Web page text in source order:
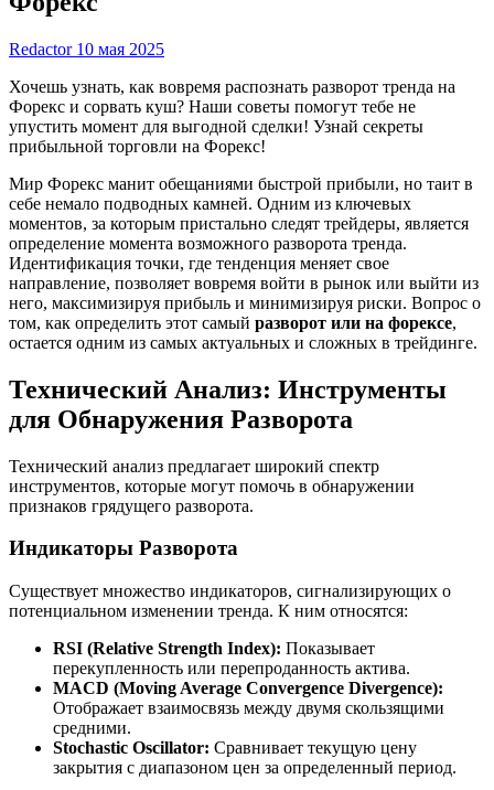
Redactor 10 мая 2025
Хочешь узнать, как вовремя распознать разворот тренда на
Форекс и сорвать куш? Наши советы помогут тебе не
упустить момент для выгодной сделки! Узнай секреты
прибыльной торговли на Форекс!
Мир Форекс манит обещаниями быстрой прибыли, но таит в
себе немало подводных камней. Одним из ключевых
моментов, за которым пристально следят трейдеры, является
определение момента возможного разворота тренда.
Идентификация точки, где тенденция меняет свое
направление, позволяет вовремя войти в рынок или выйти из
него, максимизируя прибыль и минимизируя риски. Вопрос о
том, как определить этот самый разворот или на форексе,
остается одним из самых актуальных и сложных в трейдинге.
Технический Анализ: Инструменты
для Обнаружения Разворота
Технический анализ предлагает широкий спектр
инструментов, которые могут помочь в обнаружении
признаков грядущего разворота.
Индикаторы Разворота
Существует множество индикаторов, сигнализирующих о
потенциальном изменении тренда. К ним относятся:
RSI (Relative Strength Index): Показывает
перекупленность или перепроданность актива.
MACD (Moving Average Convergence Divergence):
Отображает взаимосвязь между двумя скользящими
средними.
Stochastic Oscillator: Сравнивает текущую цену
закрытия с диапазоном цен за определенный период.